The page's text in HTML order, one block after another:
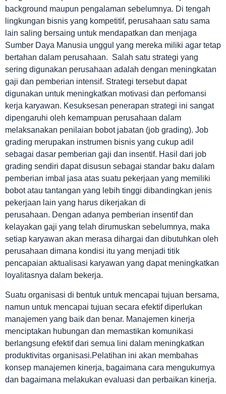
background maupun pengalaman sebelumnya. Di tengah
lingkungan bisnis yang kompetitif, perusahaan satu sama
lain saling bersaing untuk mendapatkan dan menjaga
Sumber Daya Manusia unggul yang mereka miliki agar tetap
bertahan dalam perusahaan. Salah satu strategi yang
sering digunakan perusahaan adalah dengan meningkatan
gaji dan pemberian intensif. Strategi tersebut dapat
digunakan untuk meningkatkan motivasi dan perfomansi
kerja karyawan. Kesuksesan penerapan strategi ini sangat
dipengaruhi oleh kemampuan perusahaan dalam
melaksanakan penilaian bobot jabatan (job grading). Job
grading merupakan instrumen bisnis yang cukup adil
sebagai dasar pemberian gaji dan insentif. Hasil dari job
grading sendiri dapat disusun sebagai standar baku dalam
pemberian imbal jasa atas suatu pekerjaan yang memiliki
bobot atau tantangan yang lebih tinggi dibandingkan jenis
pekerjaan lain yang harus dikerjakan di
perusahaan. Dengan adanya pemberian insentif dan
kelayakan gaji yang telah dirumuskan sebelumnya, maka
setiap karyawan akan merasa dihargai dan dibutuhkan oleh
perusahaan dimana kondisi itu yang menjadi titik
pencapaian aktualisasi karyawan yang dapat meningkatkan
loyalitasnya dalam bekerja.
Suatu organisasi di bentuk untuk mencapai tujuan bersama,
namun untuk mencapai tujuan secara efektif diperlukan
manajemen yang baik dan benar. Manajemen kinerja
menciptakan hubungan dan memastikan komunikasi
berlangsung efektif dari semua lini dalam meningkatkan
produktivitas organisasi.Pelatihan ini akan membahas
konsep manajemen kinerja, bagaimana cara mengukurnya
dan bagaimana melakukan evaluasi dan perbaikan kinerja.